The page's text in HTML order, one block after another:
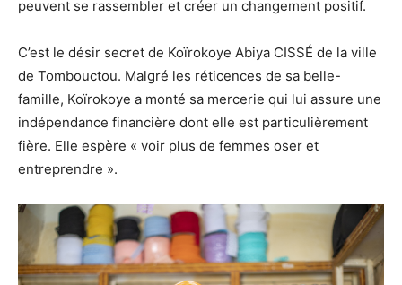
peuvent se rassembler et créer un changement positif.
C’est le désir secret de Koïrokoye Abiya CISSÉ de la ville
de Tombouctou. Malgré les réticences de sa belle-
famille, Koïrokoye a monté sa mercerie qui lui assure une
indépendance financière dont elle est particulièrement
fière. Elle espère « voir plus de femmes oser et
entreprendre ».